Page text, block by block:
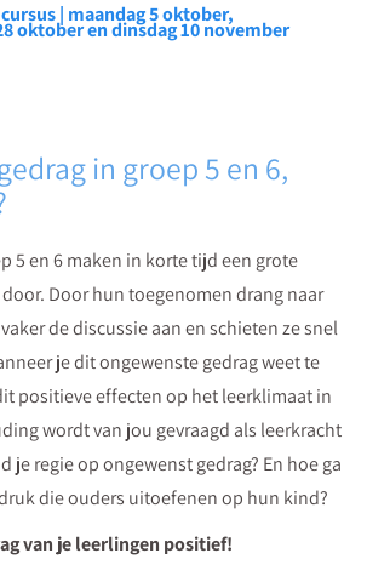
| maandag 5 oktober,
oktober en dinsdag 10 november
in groep 5 en 6,
5 en 6 maken in korte tijd een grote
Door hun toegenomen drang naar
de discussie aan en schieten ze snel
je dit ongewenste gedrag weet te
positieve effecten op het leerklimaat in
wordt van jou gevraagd als leerkracht
je regie op ongewenst gedrag? En hoe ga
die ouders uitoefenen op hun kind?
van je leerlingen positief!